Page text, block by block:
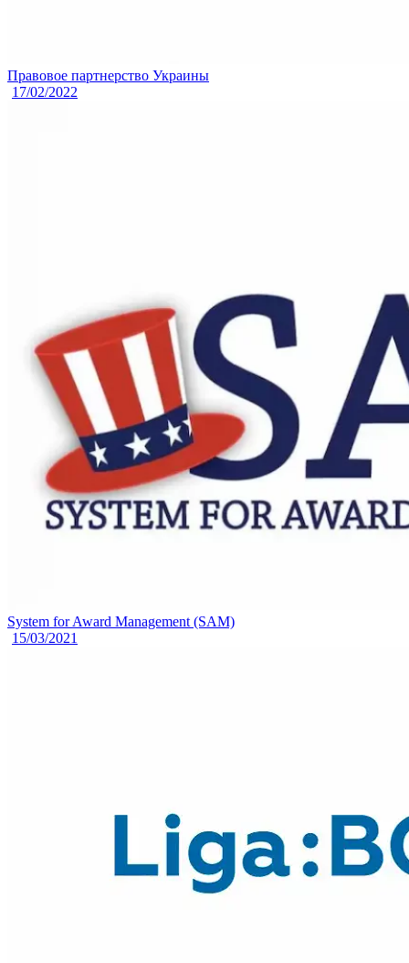
Правовое партнерство Украины
17/02/2022
System for Award Management (SAM)
15/03/2021